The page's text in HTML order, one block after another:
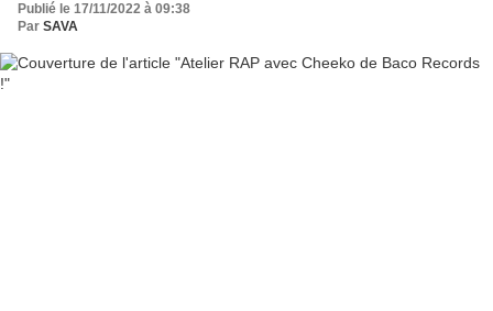
Publié le 17/11/2022 à 09:38
Par SAVA